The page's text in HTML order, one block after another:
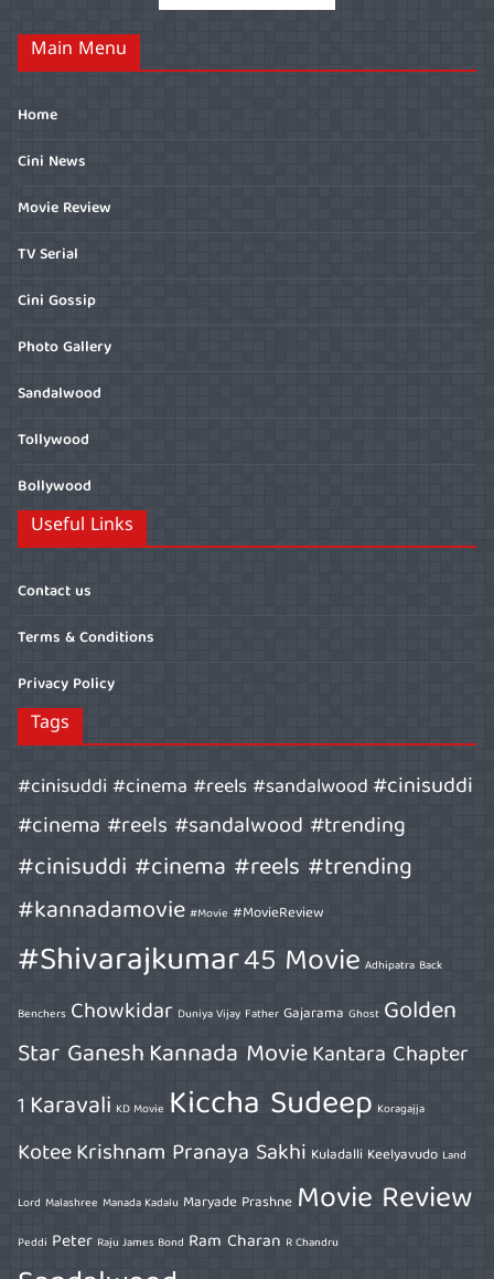
Main Menu
Home
Cini News
Movie Review
TV Serial
Cini Gossip
Photo Gallery
Sandalwood
Tollywood
Bollywood
Useful Links
Contact us
Terms & Conditions
Privacy Policy
Tags
#cinisuddi #cinema #reels #sandalwood#cinisuddi
#cinema #reels #sandalwood #trending
#cinisuddi #cinema #reels #trending
#kannadamovie #Movie #MovieReview
#Shivarajkumar45 Movie Adhipatra Back
Benchers Chowkidar Duniya Vijay Father Gajarama Ghost Golden
Star GaneshKannada MovieKantara Chapter
1 Karavali KD Movie Kiccha Sudeep Koragajja
KoteeKrishnam Pranaya Sakhi Kuladalli Keelyavudo Land
Lord Malashree Manada Kadalu Maryade Prashne Movie Review
Peddi Peter Raju James Bond Ram Charan R Chandru